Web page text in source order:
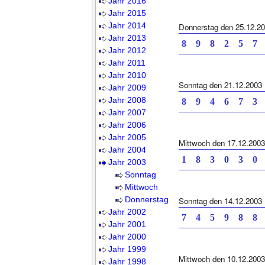
Jahr 2015
Jahr 2014
Jahr 2013
Jahr 2012
Jahr 2011
Jahr 2010
Jahr 2009
Jahr 2008
Jahr 2007
Jahr 2006
Jahr 2005
Jahr 2004
Jahr 2003
Sonntag
Mittwoch
Donnerstag
Jahr 2002
Jahr 2001
Jahr 2000
Jahr 1999
Jahr 1998
Donnerstag den
8 9 8 2 5
Sonntag den 21.12.2003
8 9 4 6 7
Mittwoch den 17.12.2003
1 8 3 0 3
Sonntag den 14.12.2003
7 4 5 9 8
Mittwoch den 10.12.2003